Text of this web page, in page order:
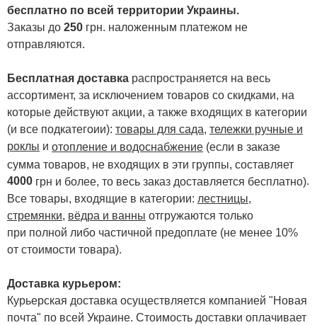
бесплатно по всей территории Украины.
Заказы до 250 грн. наложенным платежом не
отправляются.
Бесплатная доставка распространяется на весь
ассортимент, за исключением товаров со скидками, на
которые действуют акции, а также входящих в категории
(и все подкатегоии): товары для сада, тележки ручные и
роклы и отопление и водоснабжение (если в заказе
сумма товаров, не входящих в эти группы, составляет
4000 грн и более, то весь заказ доставляется бесплатно).
Все товары, входящие в категории: лестницы,
стремянки, вёдра и ванны отгружаются только
при полной либо частичной предоплате (не менее 10%
от стоимости товара).
Доставка курьером:
Курьерская доставка осуществляется компанией "Новая
почта" по всей Украине. Стоимость доставки оплачивает